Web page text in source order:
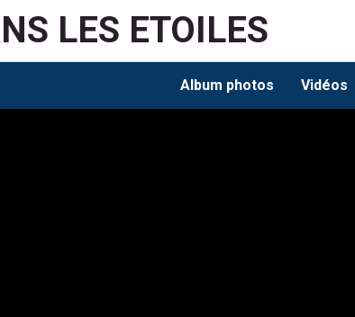
LES ETOILES
Album photos Vidéos